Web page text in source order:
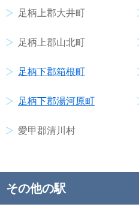
足柄上郡大井町
足柄上郡山北町
足柄下郡箱根町
足柄下郡湯河原町
愛甲郡清川村
その他の駅